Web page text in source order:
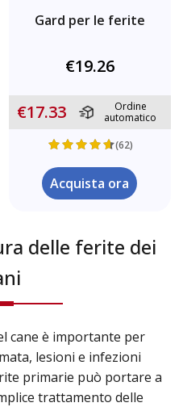
Gard per le ferite
€19.26
€17.33
Ordine
automatico
(62)
Acquista ora
delle ferite dei
cane è importante per
lesioni e infezioni
primarie può portare a
trattamento delle